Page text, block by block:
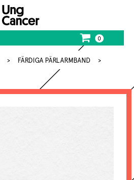
0
> FÄRDIGA PÄRLARMBAND >